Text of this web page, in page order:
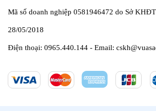
Mã số doanh nghiệp 0581946472 do Sở
28/05/2018
Điện thoại: 0965.440.144 - Email: